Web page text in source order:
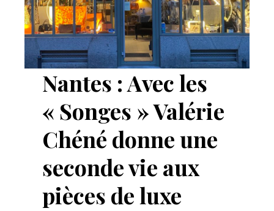
Nantes : Avec les
« Songes » Valérie
Chéné donne une
seconde vie aux
pièces de luxe